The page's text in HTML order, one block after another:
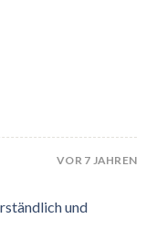
VOR 7 JAHREN
und